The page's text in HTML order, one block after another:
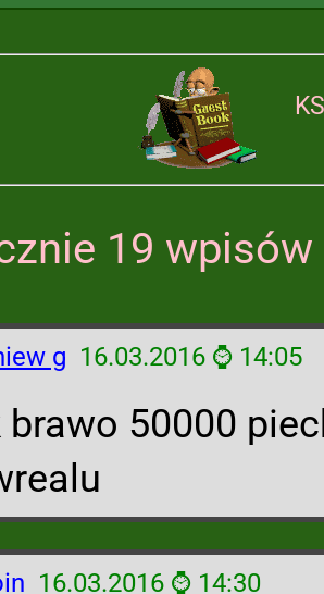
19
g 16.03.2016 ⌚ 14:05
brawo 50000
16.03.2016 ⌚ 14:30